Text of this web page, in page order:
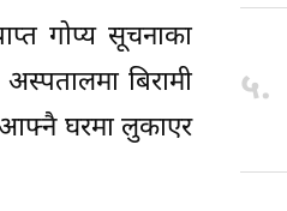
गोप्य सूचनाका
बिरामी
आफ्नै घरमा लुकाएर
५.